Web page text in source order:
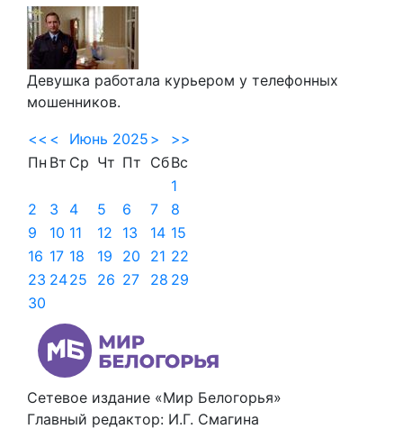
Девушка работала курьером у телефонных
мошенников.
<< < Июнь 2025 >
>>
Пн Вт Ср Чт Пт СбВс
1
2
3 4 5 6 7
8
9
10 11 12 13 14 15
16 17 18 19 20 21 22
23 2425 26 27 28 29
30
Сетевое издание «Мир Белогорья»
Главный редактор: И.Г. Смагина